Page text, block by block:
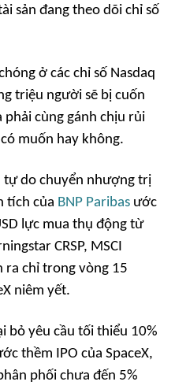
sản đang theo dõi chỉ số
ở các chỉ số Nasdaq
triệu người sẽ bị cuốn
cùng gánh chịu rủi
muốn hay không.
tự do chuyển nhượng trị
tích của BNP Paribas ước
lực mua thụ động từ
CRSP, MSCI
ra chỉ trong vòng 15
niêm yết.
bỏ yêu cầu tối thiểu 10%
thềm IPO của SpaceX,
phối chưa đến 5%